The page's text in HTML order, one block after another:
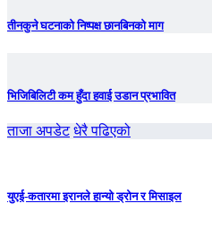
तीनकुने घटनाकाे निष्पक्ष छानबिनकाे माग
भिजिबिलिटी कम हुँदा हवाई उडान प्रभावित
ताजा अपडेट धेरै पढिएको
युएई-कतारमा इरानले हान्यो ड्रोन र मिसाइल